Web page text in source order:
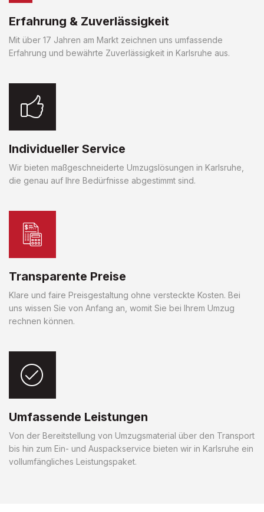
Erfahrung & Zuverlässigkeit
Mit über 17 Jahren am Markt zeichnen uns umfassende
Erfahrung und bewährte Zuverlässigkeit in Karlsruhe aus.
Individueller Service
Wir bieten maßgeschneiderte Umzugslösungen in Karlsruhe,
die genau auf Ihre Bedürfnisse abgestimmt sind.
Transparente Preise
Klare und faire Preisgestaltung ohne versteckte Kosten. Bei
uns wissen Sie von Anfang an, womit Sie bei Ihrem Umzug
rechnen können.
Umfassende Leistungen
Von der Bereitstellung von Umzugsmaterial über den Transport
bis hin zum Ein- und Auspackservice bieten wir in Karlsruhe ein
vollumfängliches Leistungspaket.